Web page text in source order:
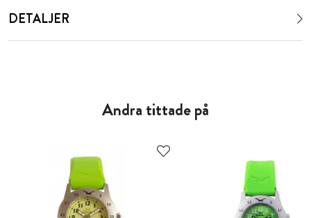
DETALJER
Andra tittade på